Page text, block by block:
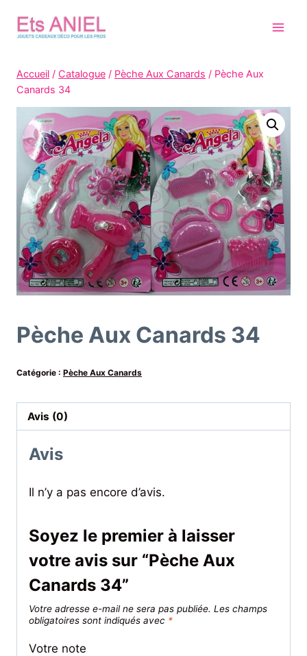
Accueil / Catalogue / Pèche Aux Canards / Pèche Aux
Canards 34
Pèche Aux Canards 34
Catégorie : Pèche Aux Canards
Avis (0)
Avis
Il n’y a pas encore d’avis.
Soyez le premier à laisser
votre avis sur “Pèche Aux
Canards 34”
Votre adresse e-mail ne sera pas publiée. Les champs
obligatoires sont indiqués avec *
Votre note